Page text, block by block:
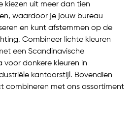
kiezen uit meer dan tien
waardoor je jouw bureau
en kunt afstemmen op de
Combineer lichte kleuren
een Scandinavische
donkere kleuren in
kantoorstijl. Bovendien
combineren met ons assortiment